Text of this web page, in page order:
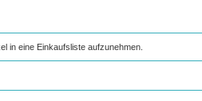
in eine Einkaufsliste aufzunehmen.